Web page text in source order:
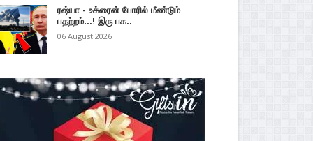
ரஷ்யா - உக்ரைன் போரில் மீண்டும்
பதற்றம்...! இரு பக..
06 August 2026